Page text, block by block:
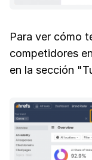
Para ver cómo
competidores
en la sección